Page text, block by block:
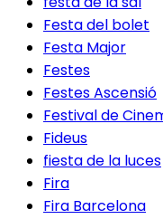
Festa del bolet
Festa Major
Festes
Festes Ascensió
Festival de
Fideus
fiesta de la luces
Fira
Fira Barcelona